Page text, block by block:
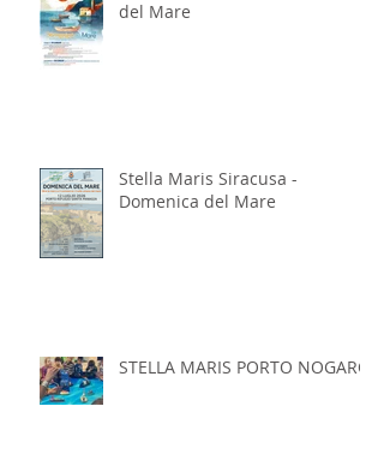
del Mare
Stella Maris Siracusa -
Domenica del Mare
STELLA MARIS PORTO NOGARO